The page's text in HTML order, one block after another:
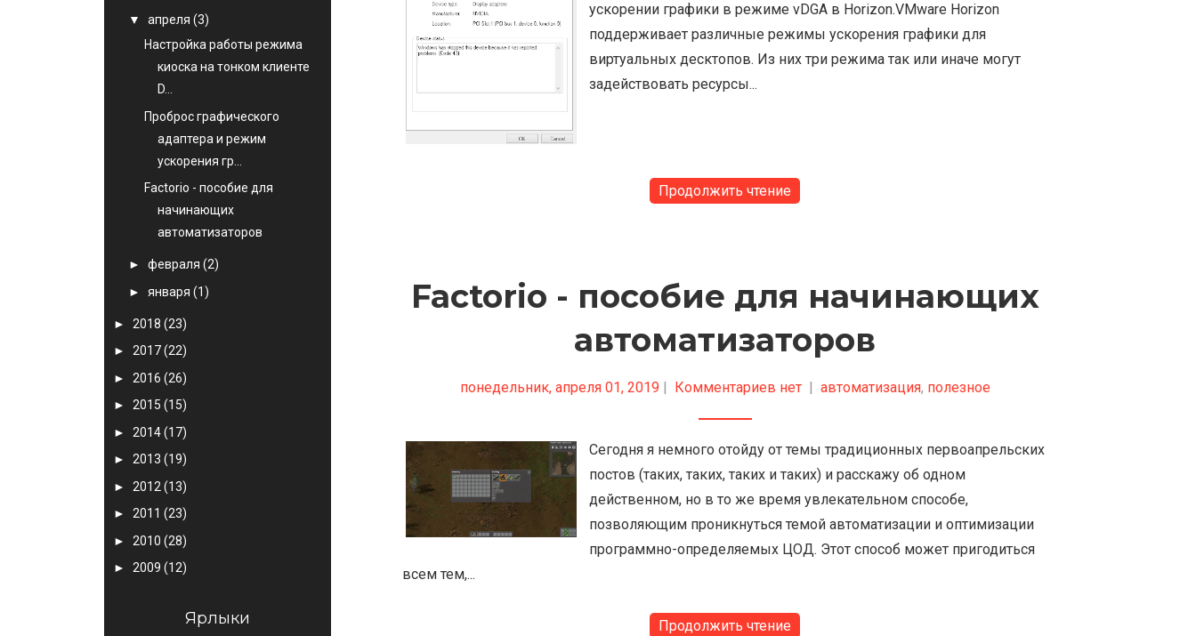
▼ апреля (3)
Настройка работы режима
киоска на тонком клиенте
D...
Проброс графического
адаптера и режим
ускорения гр...
Factorio - пособие для
начинающих
автоматизаторов
► февраля (2)
► января (1)
► 2018 (23)
► 2017(22)
► 2016 (26)
► 2015 (15)
► 2014(17)
► 2013 (19)
► 2012 (13)
► 2011 (23)
► 2010 (28)
► 2009 (12)
Ярлыки
ускорении графики в режиме vDGA в Horizon.VMware Horizon
поддерживает различные режимы ускорения графики для
виртуальных десктопов. Из них три режима так или иначе могут
задействовать ресурсы...
Продолжить чтение
Factorio - пособие для начинающих
автоматизаторов
понедельник, апреля 01, 2019 | Комментариев нет | автоматизация, полезное
Сегодня я немного отойду от темы традиционных первоапрельских
постов (таких, таких, таких и таких) и расскажу об одном
действенном, но в то же время увлекательном способе,
позволяющим проникнуться темой автоматизации и оптимизации
программно-определяемых ЦОД. Этот способ может пригодиться
всем тем,...
Продолжить чтение